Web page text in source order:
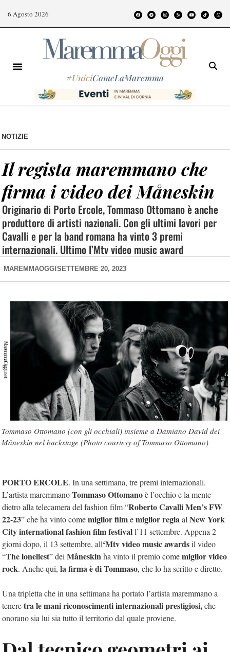
6 Agosto 2026
#UniciComeLaMaremma
NOTIZIE
Il regista maremmano che
firma i video dei Måneskin
Originario di Porto Ercole, Tommaso Ottomano è anche
produttore di artisti nazionali. Con gli ultimi lavori per
Cavalli e per la band romana ha vinto 3 premi
internazionali. Ultimo l’Mtv video music award
MAREMMAOGGI SETTEMBRE 20, 2023
Tommaso Ottomano (con gli occhiali) insieme a Damiano David dei
Måneskin nel backstage (Photo courtesy of Tommaso Ottomano)
PORTO ERCOLE. In una settimana, tre premi internazionali.
L’artista maremmanoTommaso Ottomanoè l’occhio e la mente
dietro alla telecamera del fashion film “Roberto Cavalli Men’s FW
22-23” che ha vinto comemiglior filmemiglior regiaal New York
City international fashion film festivall’11 settembre. Appena 2
giorni dopo, il 13 settembre, all‘Mtv video music awardsil video
“Theloneliest” dei Måneskinha vinto il premio comemiglior video
rock. Anche qui, la firma è di Tommaso, che lo ha scritto e diretto.
Una tripletta che in una settimana ha portato l’artista maremmano a
teneretra le mani riconoscimenti internazionaliprestigiosi,che
onorano sia lui sia tutto il territorio dal quale proviene.